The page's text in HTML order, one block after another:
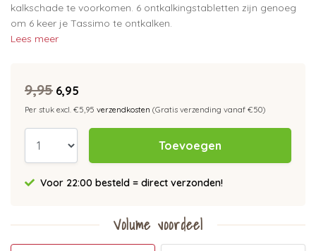
kalkschade te voorkomen. 6 ontkalkingstabletten zijn genoeg
om 6 keer je Tassimo te ontkalken.
Lees meer
9,95 6,95
Per stuk excl. €5,95 verzendkosten (Gratis verzending vanaf €50)
Toevoegen
Voor 22:00 besteld = direct verzonden!
Volume voordeel